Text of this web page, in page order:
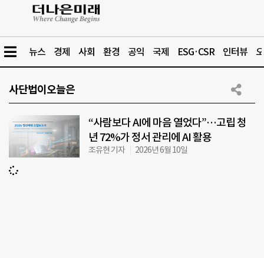
뉴스 경제 사회 환경 공익 국제 ESG·CSR 인터뷰
사단법이오늘은
“사람보다 AI에 마음 열었다”…고립 청
년 72%가 정서 관리에 AI 활용
조유현 기자 2026년 6월 10일